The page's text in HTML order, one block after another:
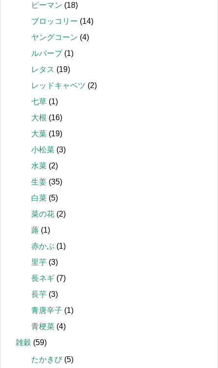
ピーマン (18)
ブロッコリー (14)
ヤングコーン (4)
ルバーブ (1)
レタス (19)
レッドキャベツ (2)
七草 (1)
大根 (16)
大葉 (19)
小松菜 (3)
水菜 (2)
生姜 (35)
白菜 (5)
菜の花 (2)
蕗 (1)
赤かぶ (1)
里芋 (3)
長ネギ (7)
長芋 (3)
青唐辛子 (1)
青梗菜 (4)
雑穀 (59)
たかきび(5)